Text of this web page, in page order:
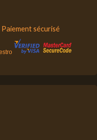
Paiement sécurisé